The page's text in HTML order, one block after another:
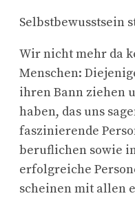
Selbstbewusstsein
Wir nicht mehr da
Menschen:
ihren Bann ziehen
haben, das uns
faszinierende
beruflichen sowie
erfolgreiche
scheinen mit allen